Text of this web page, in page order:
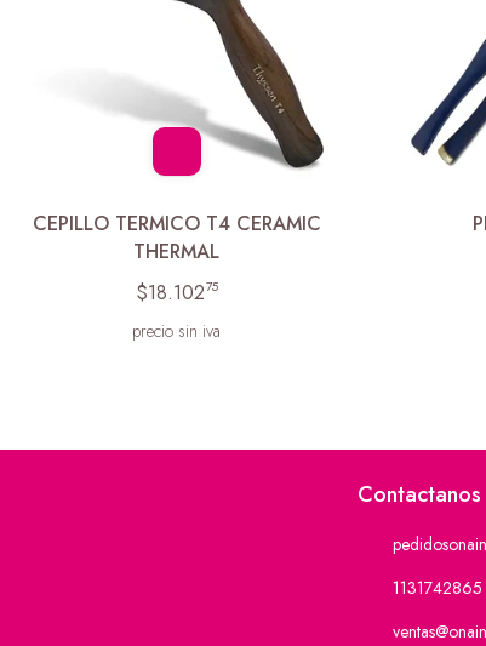
CEPILLO TERMICO T4 CERAMIC
THERMAL
$18.10275
precio sin iva
Contactanos
1131742865